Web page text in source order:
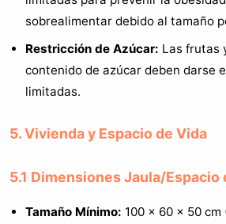
sobrealimentar debido al tamaño
Restricción de Azúcar: Las frutas
contenido de azúcar deben darse
limitadas.
5. Vivienda y Espacio de Vida
5.1 Dimensiones Jaula/Espacio
Tamaño Mínimo: 100 x 60 x 50